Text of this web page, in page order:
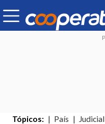
Tópicos: País Judicial